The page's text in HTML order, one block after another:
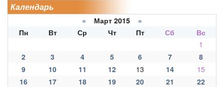
Календарь
« Март 2015 »
Пн
Вт Ср Чт Пт Сб
Вс
1
2
3 4 5 6 7
8
9
10 11 12 13 14
15
16
17 18 19 20 21
22